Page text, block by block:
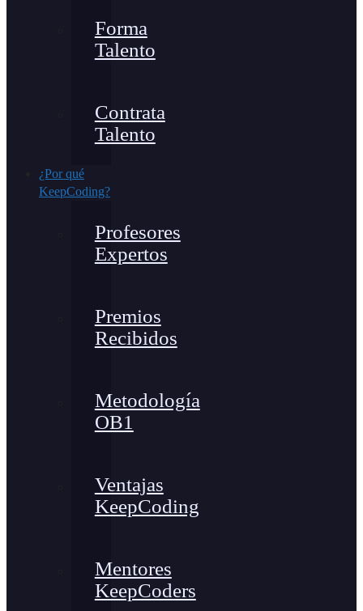
Forma
Talento
Contrata
Talento
¿Por qué
KeepCoding?
Profesores
Expertos
Premios
Recibidos
Metodología
OB1
Ventajas
KeepCoding
Mentores
KeepCoders